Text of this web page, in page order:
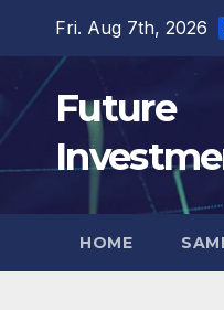
content
Fri. Aug 7th, 2026
Future
HOME